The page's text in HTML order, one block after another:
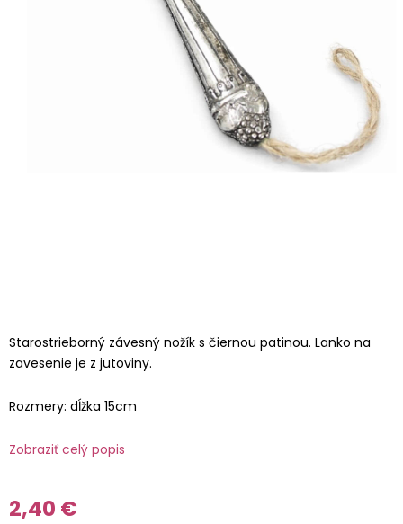
Starostrieborný závesný nožík s čiernou patinou. Lanko na
zavesenie je z jutoviny.
Rozmery: dĺžka 15cm
Zobraziť celý popis
2,40 €